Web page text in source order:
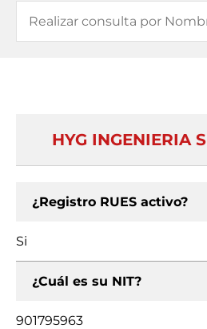
HYG INGENIERIA
¿Registro RUES activo?
Si
¿Cuál es su NIT?
901795963